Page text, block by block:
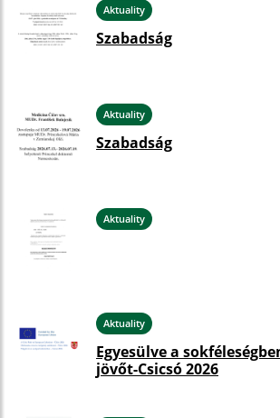
Aktuality
Szabadság
Aktuality
Szabadság
Aktuality
Aktuality
Egyesülve a
jövőt-Csicsó 2026